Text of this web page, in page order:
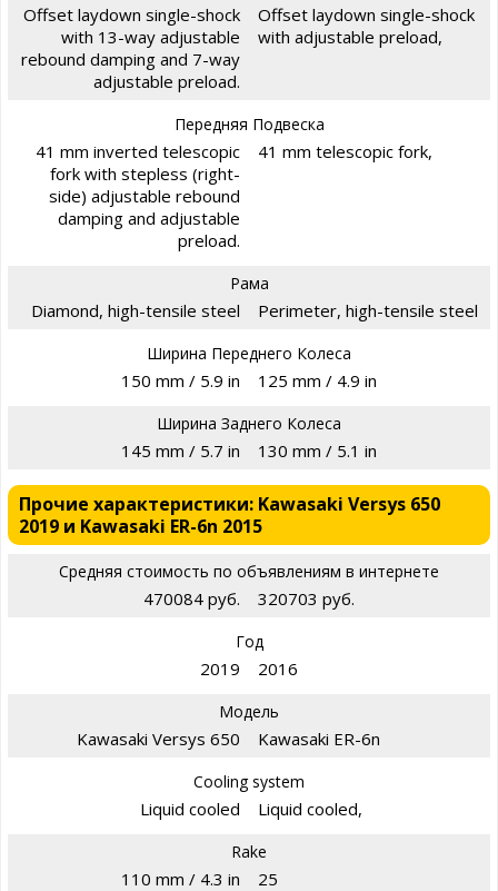
Offset laydown single-shock
with 13-way adjustable
rebound damping and 7-way
adjustable preload.
Offset laydown single-shock
with adjustable preload,
Передняя Подвеска
41 mm inverted telescopic
fork with stepless (right-
side) adjustable rebound
damping and adjustable
preload.
41 mm telescopic fork,
Рама
Diamond, high-tensile steel Perimeter, high-tensile steel
Ширина Переднего Колеса
150 mm / 5.9 in 125 mm / 4.9 in
Ширина Заднего Колеса
145 mm / 5.7 in 130 mm / 5.1 in
Прочие характеристики: Kawasaki Versys 650
2019 и Kawasaki ER-6n 2015
Средняя стоимость по объявлениям в интернете
470084 руб. 320703 руб.
Год
2019 2016
Модель
Kawasaki Versys 650 Kawasaki ER-6n
Cooling system
Liquid cooled Liquid cooled,
Rake
110 mm / 4.3 in 25